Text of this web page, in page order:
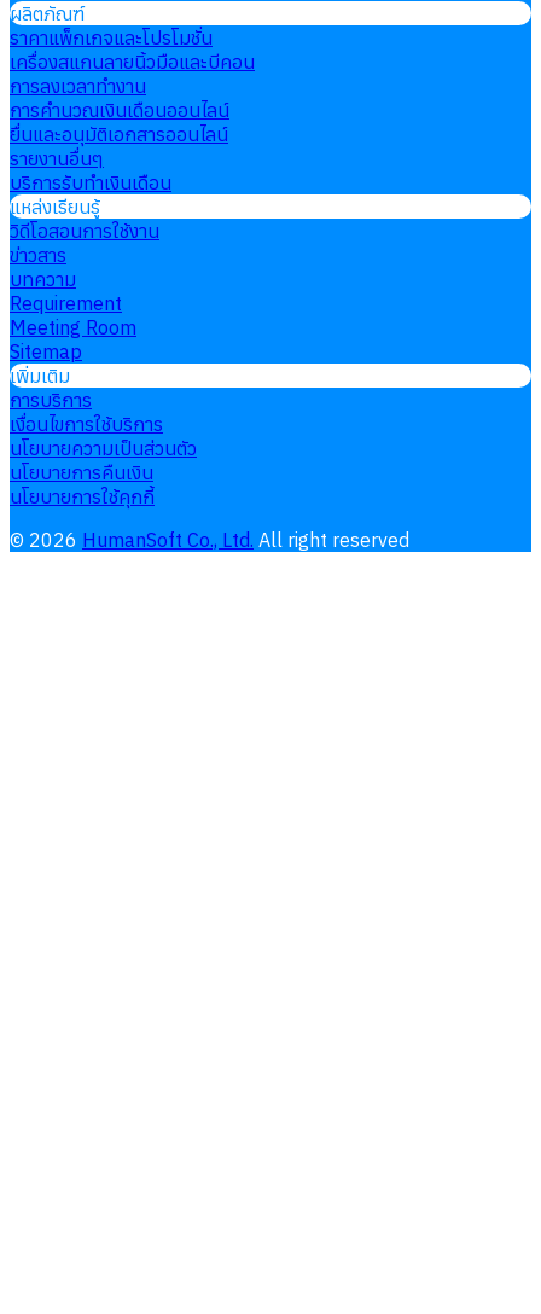
ผลิตภัณฑ์
ราคาแพ็กเกจและโปรโมชั่น
เครื่องสแกนลายนิ้วมือและบีคอน
การลงเวลาทำงาน
การคำนวณเงินเดือนออนไลน์
ยื่นและอนุมัติเอกสารออนไลน์
รายงานอื่นๆ
บริการรับทำเงินเดือน
แหล่งเรียนรู้
วิดีโอสอนการใช้งาน
ข่าวสาร
บทความ
Requirement
Meeting Room
Sitemap
เพิ่มเติม
การบริการ
เงื่อนไขการใช้บริการ
นโยบายความเป็นส่วนตัว
นโยบายการคืนเงิน
นโยบายการใช้คุกกี้
© 2026 HumanSoft Co., Ltd. All right reserved